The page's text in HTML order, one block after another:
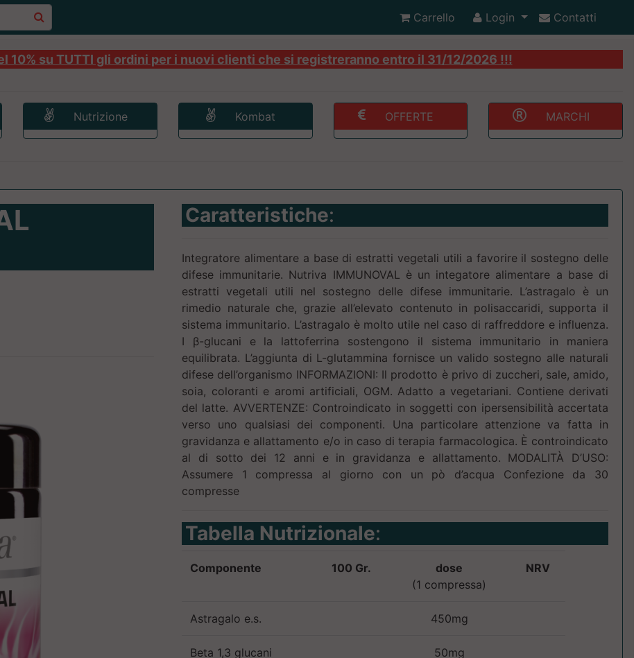
Carrello Login Contatti
10% su TUTTI gli ordini per i nuovi clienti che si registreranno entro il 31/12/2026 !!!
Nutrizione Kombat OFFERTE MARCHI
Caratteristiche:
Integratore alimentare a base di estratti vegetali utili a favorire il sostegno delle
difese immunitarie. Nutriva IMMUNOVAL è un integatore alimentare a base di
estratti vegetali utili nel sostegno delle difese immunitarie. L’astragalo è un
rimedio naturale che, grazie all’elevato contenuto in polisaccaridi, supporta il
sistema immunitario. L’astragalo è molto utile nel caso di raffreddore e influenza.
I β-glucani e la lattoferrina sostengono il sistema immunitario in maniera
equilibrata. L’aggiunta di L-glutammina fornisce un valido sostegno alle naturali
difese dell’organismo INFORMAZIONI: Il prodotto è privo di zuccheri, sale, amido,
soia, coloranti e aromi artificiali, OGM. Adatto a vegetariani. Contiene derivati
del latte. AVVERTENZE: Controindicato in soggetti con ipersensibilità accertata
verso uno qualsiasi dei componenti. Una particolare attenzione va fatta in
gravidanza e allattamento e/o in caso di terapia farmacologica. È controindicato
al di sotto dei 12 anni e in gravidanza e allattamento. MODALITÀ D’USO:
Assumere 1 compressa al giorno con un pò d’acqua Confezione da 30
compresse
Tabella Nutrizionale:
Componente 100 Gr.
dose
(1 compressa)
NRV
Astragalo e.s. 450mg
Beta 1,3 glucani 50mg